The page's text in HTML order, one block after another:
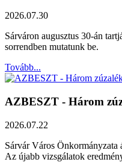
2026.07.30
Sárváron augusztus 30-án
sorrendben mutatunk be.
Tovább...
AZBESZT - Három
2026.07.22
Sárvár Város Önkormányzata
Az újabb vizsgálatok